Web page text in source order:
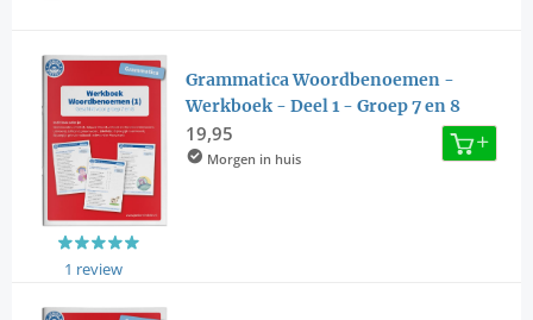
1 review
Grammatica Woordbenoemen -
Werkboek - Deel 1 - Groep 7 en 8
19,95
Morgen in huis